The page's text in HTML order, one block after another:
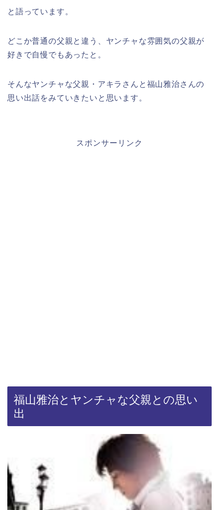
と語っています。
どこか普通の父親と違う、ヤンチャな雰囲気の父親が
好きで自慢でもあったと。
そんなヤンチャな父親・アキラさんと福山雅治さんの
思い出話をみていきたいと思います。
スポンサーリンク
福山雅治とヤンチャな父親との思い
出